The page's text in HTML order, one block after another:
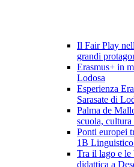
Il Fair Play
grandi
Erasmus+ in
Lodosa
Esperienza
Sarasate di
Palma de
scuola, cultura
Ponti europei
1B Linguistico
Tra il lago e
didattica a